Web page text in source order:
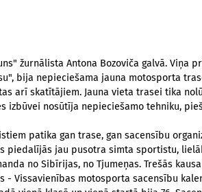
žurnālista Antona Bozoviča galvā. Viņa
bija nepieciešama jauna motosporta
arī skatītājiem. Jauna vieta trasei tika
nosūtīja nepieciešamo tehniku,
patika gan trase, gan sacensību
piedalījās jau pusotra simta sportistu,
no Sibīrijas, no Tjumeņas. Trešās
Vissavienības motosporta sacensību